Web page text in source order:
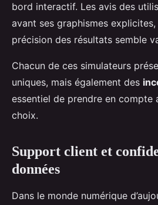
bord interactif. Les avis des
avant ses graphismes explicites,
précision des résultats semble
Chacun de ces simulateurs
uniques, mais également des
essentiel de prendre en compte
choix.
Support client et
données
Dans le monde numérique